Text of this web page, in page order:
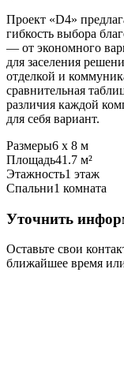
Проект «D4»
гибкость выбора
— от экономного
для заселения
отделкой и
сравнительная
различия каждой
для себя вариант.
Размеры6 х 8 м
Площадь41.7 м²
Этажность1 этаж
Спальни1 комната
Уточнить
Оставьте свои
ближайшее время